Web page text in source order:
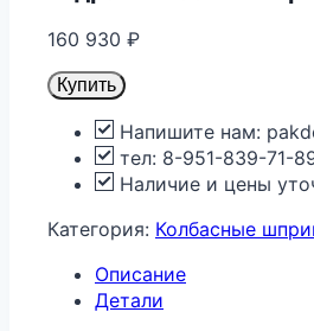
160 930 ₽
Купить
Напишите нам:
тел: 8-951-839-71-
Наличие и цены
Категория: Колбасные
Описание
Детали